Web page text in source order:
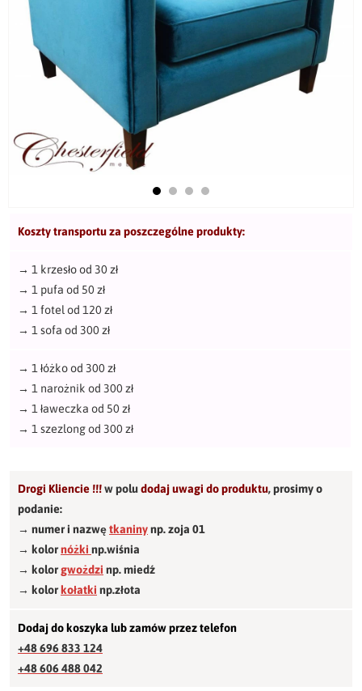
Koszty transportu za poszczególne produkty:
→ 1 krzesło od 30 zł
→ 1 pufa od 50 zł
→ 1 fotel od 120 zł
→ 1 sofa od 300 zł
→ 1 łóżko od 300 zł
→ 1 narożnik od 300 zł
→ 1 ławeczka od 50 zł
→ 1 szezlong od 300 zł
Drogi Kliencie !!!w poludodaj uwagi do produktu,prosimy o
podanie:
→ numer i nazwętkaninynp. zoja 01
→ kolornóżki np.wiśnia
→ kolorgwożdzi np. miedź
→ kolorkołatki np.złota
Dodaj do koszyka lub zamów przez telefon
+48 696 833 124
+48 606 488 042